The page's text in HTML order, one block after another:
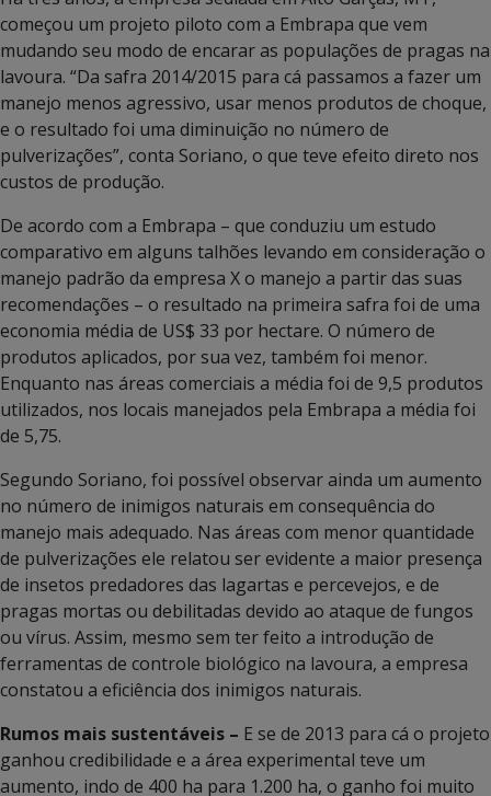
começou um projeto piloto com a Embrapa que vem
mudando seu modo de encarar as populações de pragas na
lavoura. “Da safra 2014/2015 para cá passamos a fazer um
manejo menos agressivo, usar menos produtos de choque,
e o resultado foi uma diminuição no número de
pulverizações”, conta Soriano, o que teve efeito direto nos
custos de produção.
De acordo com a Embrapa – que conduziu um estudo
comparativo em alguns talhões levando em consideração o
manejo padrão da empresa X o manejo a partir das suas
recomendações – o resultado na primeira safra foi de uma
economia média de US$ 33 por hectare. O número de
produtos aplicados, por sua vez, também foi menor.
Enquanto nas áreas comerciais a média foi de 9,5 produtos
utilizados, nos locais manejados pela Embrapa a média foi
de 5,75.
Segundo Soriano, foi possível observar ainda um aumento
no número de inimigos naturais em consequência do
manejo mais adequado. Nas áreas com menor quantidade
de pulverizações ele relatou ser evidente a maior presença
de insetos predadores das lagartas e percevejos, e de
pragas mortas ou debilitadas devido ao ataque de fungos
ou vírus. Assim, mesmo sem ter feito a introdução de
ferramentas de controle biológico na lavoura, a empresa
constatou a eficiência dos inimigos naturais.
Rumos mais sustentáveis – E se de 2013 para cá o projeto
ganhou credibilidade e a área experimental teve um
aumento, indo de 400 ha para 1.200 ha, o ganho foi muito